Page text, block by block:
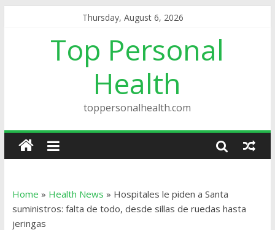
Thursday, August 6, 2026
Top Personal
Health
toppersonalhealth.com
Home » Health News » Hospitales le piden a Santa
suministros: falta de todo, desde sillas de ruedas hasta
jeringas